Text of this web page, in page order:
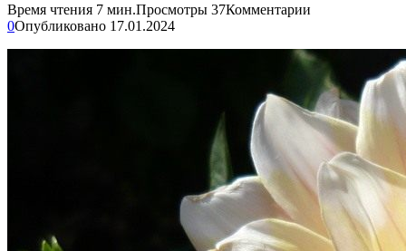
Время чтения 7 мин.Просмотры 37Комментарии
0Опубликовано 17.01.2024